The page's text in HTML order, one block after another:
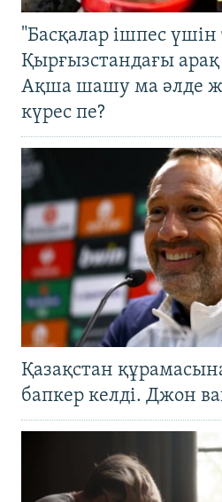
"Басқалар ішпес үшін
Қырғызстандағы
Ақша шашу ма әлде
күрес пе?
Қазақстан
бапкер келді. Джон